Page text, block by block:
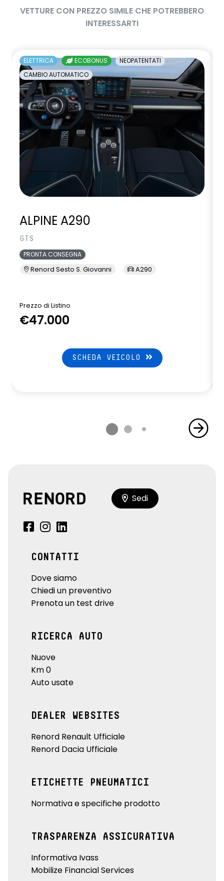
VETTURE CON PREZZO SIMILE CHE POTREBBERO
INTERESSARTI
ELETTRICA ECOBONUS
NEOPATENTATI
CAMBIO AUTOMATICO
ALPINE A290
GTS
PRONTA CONSEGNA
Renord Sesto S. Giovanni A290
Prezzo di Listino
€47.000
SCHEDA VEICOLO
Sedi
CONTATTI
Dove siamo
Chiedi un preventivo
Prenota un test drive
RICERCA AUTO
Nuove
Km 0
Auto usate
DEALER WEBSITES
Renord Renault Ufficiale
Renord Dacia Ufficiale
ETICHETTE PNEUMATICI
Normativa e specifiche prodotto
TRASPARENZA ASSICURATIVA
Informativa Ivass
Mobilize Financial Services